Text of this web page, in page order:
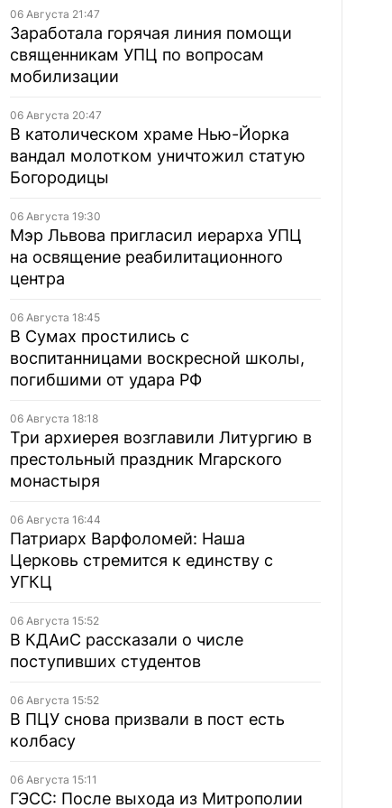
06 Августа 21:47
Заработала горячая линия помощи
священникам УПЦ по вопросам
мобилизации
06 Августа 20:47
В католическом храме Нью-Йорка
вандал молотком уничтожил статую
Богородицы
06 Августа 19:30
Мэр Львова пригласил иерарха УПЦ
на освящение реабилитационного
центра
06 Августа 18:45
В Сумах простились с
воспитанницами воскресной школы,
погибшими от удара РФ
06 Августа 18:18
Три архиерея возглавили Литургию в
престольный праздник Мгарского
монастыря
06 Августа 16:44
Патриарх Варфоломей: Наша
Церковь стремится к единству с
УГКЦ
06 Августа 15:52
В КДАиС рассказали о числе
поступивших студентов
06 Августа 15:52
В ПЦУ снова призвали в пост есть
колбасу
06 Августа 15:11
ГЭСС: После выхода из Митрополии